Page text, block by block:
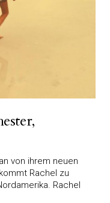
von ihrem neuen
Rachel zu
Rachel